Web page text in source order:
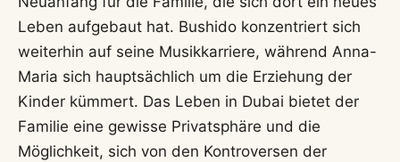
Leben aufgebaut hat. Bushido konzentriert sich
weiterhin auf seine Musikkarriere, während Anna-
Maria sich hauptsächlich um die Erziehung der
Kinder kümmert. Das Leben in Dubai bietet der
Familie eine gewisse Privatsphäre und die
Möglichkeit, sich von den Kontroversen der